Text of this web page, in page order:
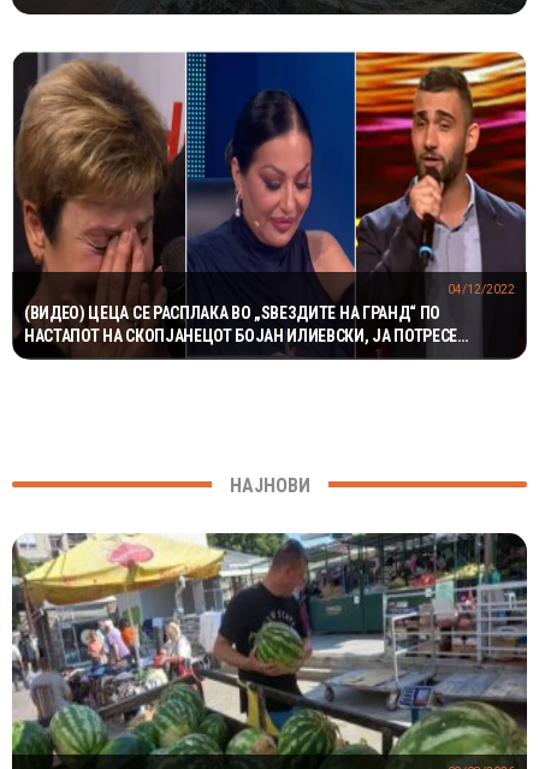
ОЧЕКУВАЛ
(ВИДЕО) ЦЕЦА СЕ РАСПЛАКА ВО „ЅВЕЗДИТЕ НА ГРАНД“ ПО
НАСТАПОТ НА СКОПЈАНЕЦОТ БОЈАН ИЛИЕВСКИ, ЈА ПОТРЕСЕ
НЕГОВАТА ЖИВОТНА ПРИКАЗНА
04/12/2022
НАЈНОВИ